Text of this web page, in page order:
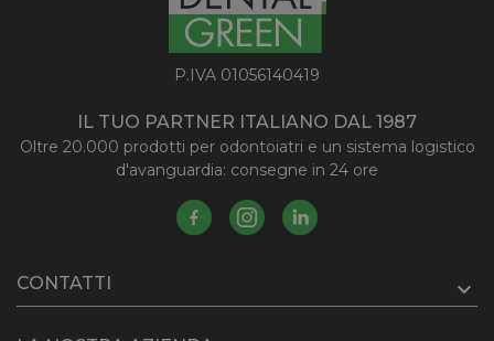
P.IVA 01056140419
IL TUO PARTNER ITALIANO DAL 1987
Oltre 20.000 prodotti per odontoiatri e un sistema logistico
d'avanguardia: consegne in 24 ore
CONTATTI